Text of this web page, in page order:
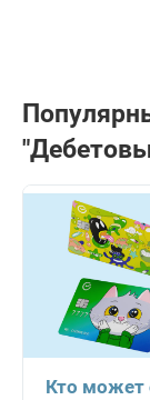
Кто может